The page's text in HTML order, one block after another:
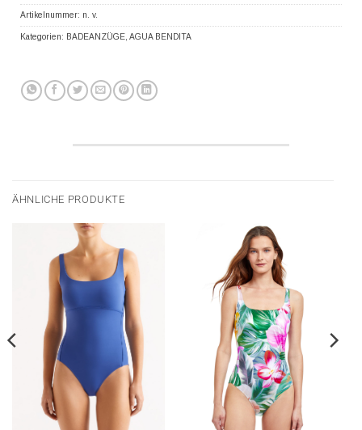
Artikelnummer: n. v.
Kategorien: BADEANZÜGE AGUA BENDITA
ÄHNLICHE PRODUKTE